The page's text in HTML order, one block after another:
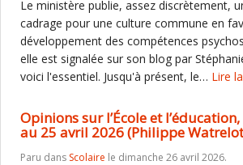
Le ministère publie, assez discrètement,
cadrage pour une culture commune en
développement des compétences
elle est signalée sur son blog par
voici l'essentiel. Jusqu'à présent, le… Lire
Opinions sur l’École et
au 25 avril 2026 (Philippe
Paru dans Scolaire le dimanche 26 avril 2026.